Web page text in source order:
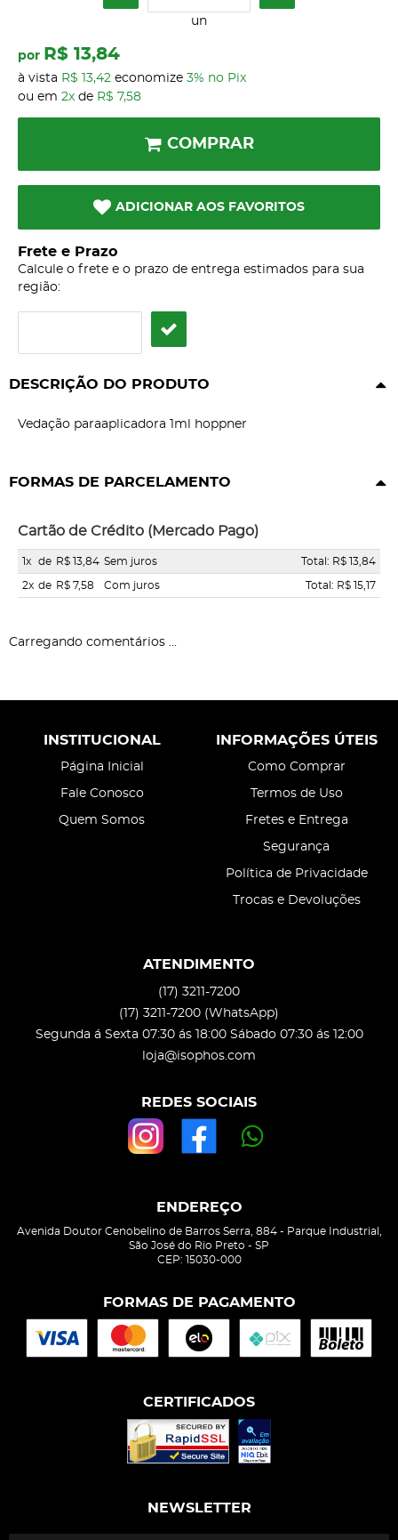
un
por R$ 13,84
à vista R$ 13,42 economize 3% no Pix
ou em 2x de R$ 7,58
COMPRAR
ADICIONAR AOS FAVORITOS
Frete e Prazo
Calcule o frete e o prazo de entrega estimados para sua
região:
DESCRIÇÃO DO PRODUTO
Vedação paraaplicadora 1ml hoppner
FORMAS DE PARCELAMENTO
Cartão de Crédito (Mercado Pago)
1x de R$ 13,84 Sem juros Total: R$ 13,84
2x de R$ 7,58 Com juros Total: R$ 15,17
Carregando comentários ...
INSTITUCIONAL
Página Inicial
Fale Conosco
Quem Somos
INFORMAÇÕES ÚTEIS
Como Comprar
Termos de Uso
Fretes e Entrega
Segurança
Política de Privacidade
Trocas e Devoluções
ATENDIMENTO
(17) 3211-7200
(17) 3211-7200 (WhatsApp)
Segunda á Sexta 07:30 ás 18:00 Sábado 07:30 ás 12:00
loja@isophos.com
REDES SOCIAIS
ENDEREÇO
Avenida Doutor Cenobelino de Barros Serra, 884- Parque Industrial,
São José do Rio Preto - SP
CEP: 15030-000
FORMAS DE PAGAMENTO
CERTIFICADOS
NEWSLETTER